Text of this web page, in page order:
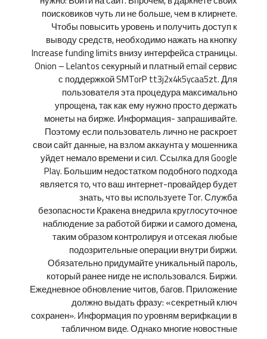
поисковиков чуть ли не больше, чем в клирнете.
Чтобы повысить уровень и получить доступ к
выводу средств, необходимо нажать на кнопку
Increase funding limits внизу интерфейса страницы.
Onion – Lelantos секурный и платный email сервис
с поддержкой SMTorP tt3j2x4k5ycaa5zt. Для
пользователя эта процедура максимально
упрощена, так как ему нужно просто держать
монеты на бирже. Информация- запрашивайте.
Поэтому если пользователь лично не раскроет
свои сайт данные, на взлом аккаунта у мошенника
уйдет немало времени и сил. Ссылка для Google
Play. Большим недостатком подобного подхода
является то, что ваш интернет-провайдер будет
знать, что вы используете Tor. Служба
безопасности Кракена внедрила круглосуточное
наблюдение за работой биржи и самого домена,
таким образом контролируя и отсекая любые
подозрительные операции внутри биржи.
Обязательно придумайте уникальный пароль,
который ранее нигде не использовался. Биржи.
Ежедневное обновление читов, багов. Приложение
должно выдать фразу: «секретный ключ
сохранен». Информация по уровням верифкации в
табличном виде. Однако многие новостные